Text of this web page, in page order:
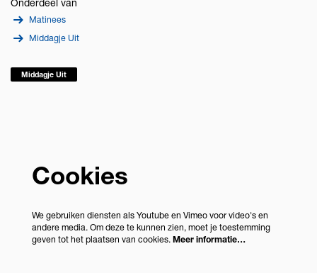
Onderdeel van
Matinees
Middagje Uit
Middagje Uit
Cookies
We gebruiken diensten als Youtube en Vimeo voor video's en
andere media. Om deze te kunnen zien, moet je toestemming
geven tot het plaatsen van cookies. Meer informatie…